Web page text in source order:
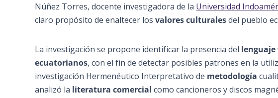
Núñez Torres, docente investigadora de la Universidad
claro propósito de enaltecer los valores culturalesdel pueblo
La investigación se propone identificar la presencia del
ecuatorianos, con el fin de detectar posibles patrones en la
investigación Hermenéutico Interpretativo de metodología
analizó la literatura comercial como cancioneros y discos